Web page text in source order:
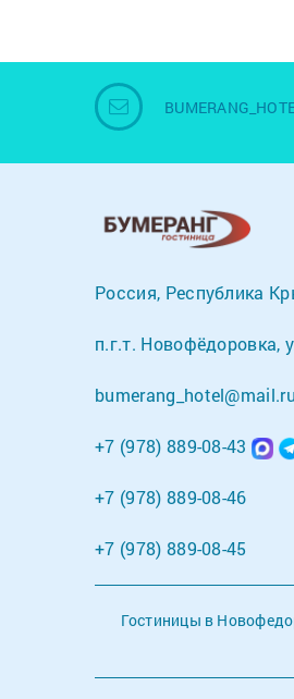
Россия, Республика
п.г.т. Новофёдоровка,
bumerang_hotel@mail.ru
+7 (978) 889-08-43
+7 (978) 889-08-46
+7 (978) 889-08-45
Гостиницы в